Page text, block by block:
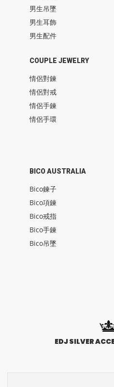
男生吊墜
男生耳飾
男生配件
COUPLE JEWELRY
情侶對鍊
情侶對戒
情侶手鍊
情侶手環
BICO AUSTRALIA
Bico鍊子
Bico項鍊
Bico戒指
Bico手鍊
Bico吊墜
EDJ SILVER